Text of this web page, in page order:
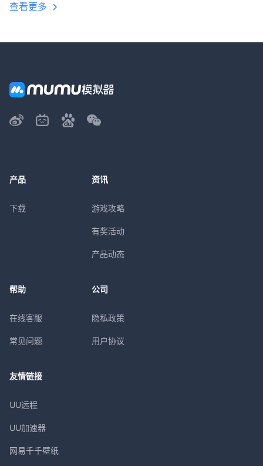
查看更多
产品
下载
资讯
游戏攻略
有奖活动
产品动态
帮助
在线客服
常见问题
公司
隐私政策
用户协议
友情链接
UU远程
UU加速器
网易千千壁纸